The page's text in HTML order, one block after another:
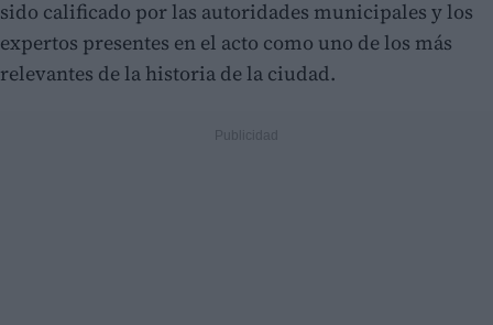
sido calificado por las autoridades municipales y los
expertos presentes en el acto como uno de los más
relevantes de la historia de la ciudad.